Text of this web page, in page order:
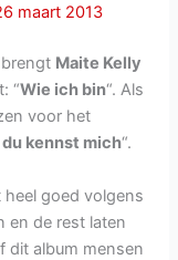
maart 2013
Maite Kelly
“Wie ich bin“. Als
voor het
kennst mich“.
heel goed volgens
en de rest laten
dit album mensen